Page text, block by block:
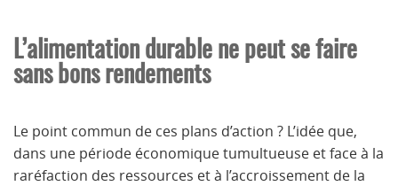
L’alimentation durable ne peut se faire
sans bons rendements
Le point commun de ces plans d’action ? L’idée que,
dans une période économique tumultueuse et face à la
raréfaction des ressources et à l’accroissement de la